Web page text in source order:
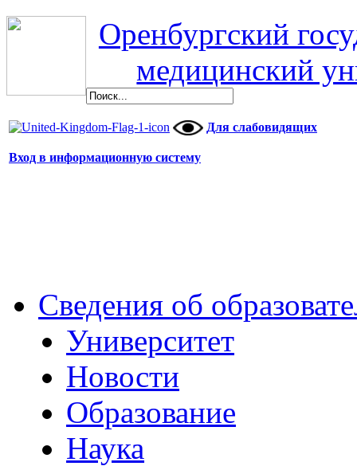
Оренбургский
медицинский
Для слабовидящих
Вход в информационную систему
Сведения об
Университет
Новости
Образование
Наука